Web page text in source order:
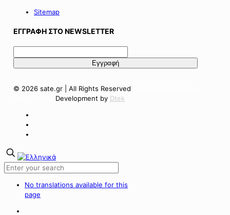
Sitemap
ΕΓΓΡΑΦΗ ΣΤΟ NEWSLETTER
© 2026 sate.gr | All Rights Reserved
Development by Dtek
No translations available for this
page